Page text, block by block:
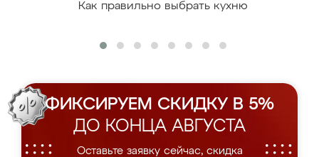
Как правильно выбрать кухню
ФИКСИРУЕМ СКИДКУ В 5%
ДО КОНЦА АВГУСТА
Оставьте заявку сейчас, скидка